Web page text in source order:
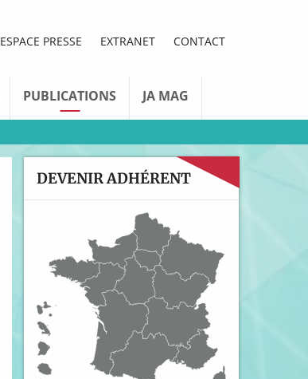
ESPACE PRESSE EXTRANET CONTACT
PUBLICATIONS JA MAG
DEVENIR ADHÉRENT